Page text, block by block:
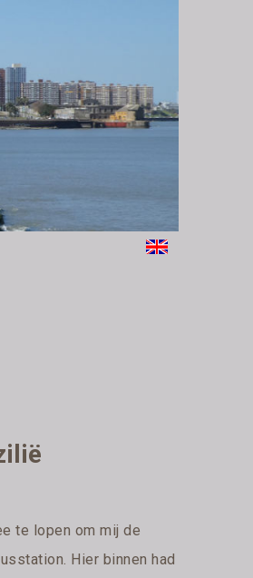
te lopen om mij de
Hier binnen had